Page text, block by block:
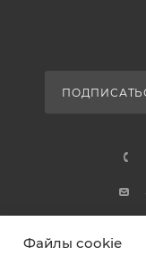
Файлы cookie